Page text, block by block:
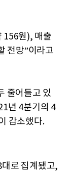
156원), 매출
전망”이라고
줄어들고 있
년 4분기의 4
감소했다.
로 집계됐고,